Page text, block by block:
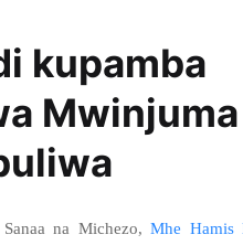
kupamba
Mwinjuma
na Michezo,Mhe Hamis